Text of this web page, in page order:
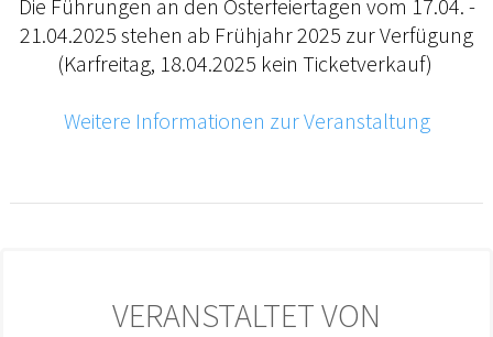
Die Führungen an den Osterfeiertagen vom 17.04. -
21.04.2025 stehen ab Frühjahr 2025 zur Verfügung
(Karfreitag, 18.04.2025 kein Ticketverkauf)
Weitere Informationen zur Veranstaltung
VERANSTALTET VON